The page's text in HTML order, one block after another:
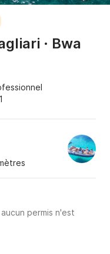
· Bwa
permis n'est